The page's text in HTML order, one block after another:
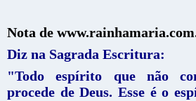
Nota de
Diz na Sagrada Escritura:
"Todo espírito que não
procede de Deus. Esse é o